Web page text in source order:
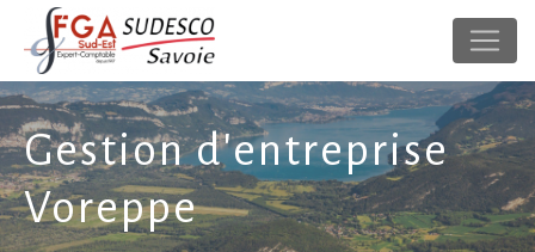
Panneau de gestion des cookies
Gestion d'entreprise
Voreppe